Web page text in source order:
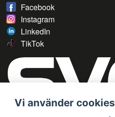
Facebook
Instagram
LinkedIn
TikTok
Vi använder cookies